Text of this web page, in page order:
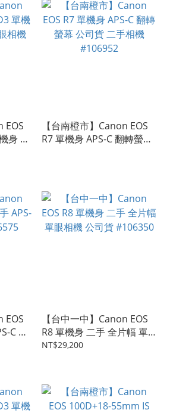
EOS
身 二
【台南橙市】Canon EOS
R7 單機身 APS-C 翻轉螢幕
EOS
C 單
【台中一中】Canon EOS
R8 單機身 二手 全片幅 單
眼相機 公司貨 #106350
NT$29,200